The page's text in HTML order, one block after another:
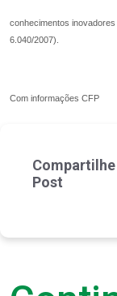
conhecimentos
6.040/2007).
Com informações CFP
Post